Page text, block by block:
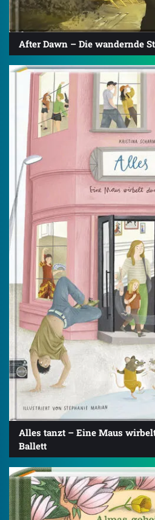
After Dawn – Die wandernde
Alles tanzt – Eine Maus
Ballett